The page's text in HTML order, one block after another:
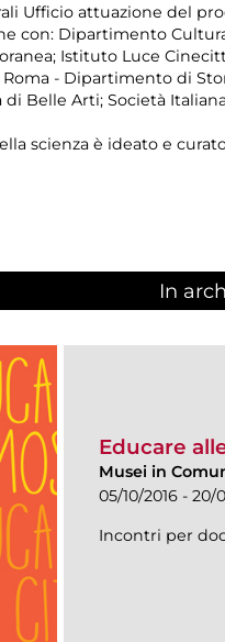
Ufficio attuazione del
con: Dipartimento
Istituto Luce
- Dipartimento di
Belle Arti; Società
scienza è ideato e
In
Educare
Musei in
05/10/2016 - 20/
Incontri per